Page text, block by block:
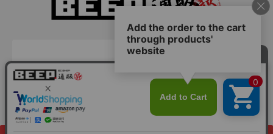
会社情報
会社概要
特定商取引法に基づく表記
ご利用案内
copyright BEEP ゲームグッズ通販 all rights reserved.
サイト内の文章、画像などの著作物は株式会社三月うさぎの森に属します。
複製、無断転載を禁止します。